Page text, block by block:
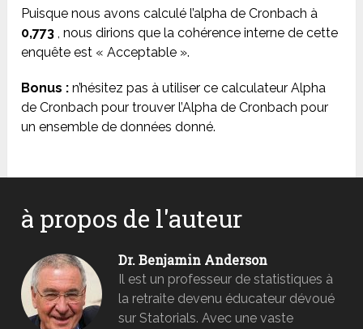
Puisque nous avons calculé l’alpha de Cronbach à
0,773 , nous dirions que la cohérence interne de cette
enquête est « Acceptable ».
Bonus : n’hésitez pas à utiliser ce calculateur Alpha
de Cronbach pour trouver l’Alpha de Cronbach pour
un ensemble de données donné.
à propos de l'auteur
Dr. Benjamin Anderson
Il est un professeur de statistiques à
la retraite devenu éducateur dévoué
sur Statorials. Avec une vaste